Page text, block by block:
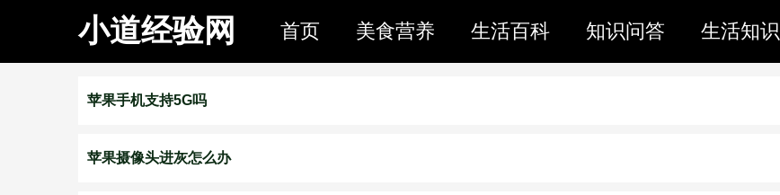
小道经验网 首页 美食营养 生活百科 知识问答 生活知识
苹果手机支持5G吗
苹果摄像头进灰怎么办